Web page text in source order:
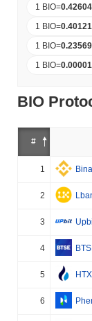
1 BIO=
1 BIO=
1 BIO=
1 BIO=
BIO
#
1
2
3
4
5 HTX
6